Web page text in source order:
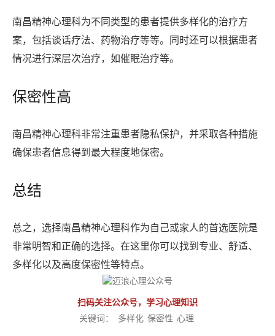
南昌精神心理科为不同类型的患者提供多样化的治疗方
案，包括谈话疗法、药物治疗等等。同时还可以根据患者
情况进行深层次治疗，如催眠治疗等。
保密性高
南昌精神心理科非常注重患者隐私保护，并采取各种措施
确保患者信息得到最大程度地保密。
总结
总之，选择南昌精神心理科作为自己或家人的首选医院是
非常明智和正确的选择。在这里你可以找到专业、舒适、
多样化以及高度保密性等特点。
扫码关注公众号，学习心理知识
关键词：
多样化 保密性 心理